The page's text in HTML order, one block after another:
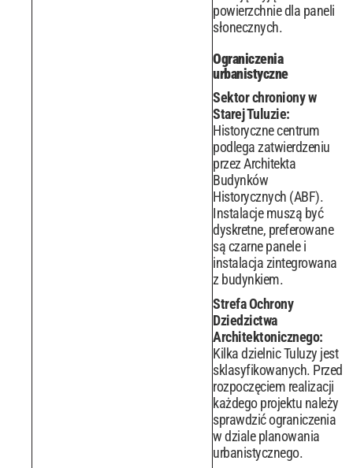
powierzchnie dla paneli
słonecznych.
Ograniczenia
urbanistyczne
Sektor chroniony w
Starej Tuluzie:
Historyczne centrum
podlega zatwierdzeniu
przez Architekta
Budynków
Historycznych (ABF).
Instalacje muszą być
dyskretne, preferowane
są czarne panele i
instalacja zintegrowana
z budynkiem.
Strefa Ochrony
Dziedzictwa
Architektonicznego:
Kilka dzielnic Tuluzy jest
sklasyfikowanych. Przed
rozpoczęciem realizacji
każdego projektu należy
sprawdzić ograniczenia
w dziale planowania
urbanistycznego.